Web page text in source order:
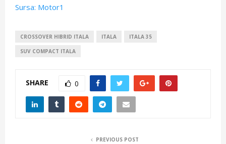
Sursa: Motor1
CROSSOVER HIBRID ITALA ITALA ITALA 35
SUV COMPACT ITALA
SHARE 0
PREVIOUS POST